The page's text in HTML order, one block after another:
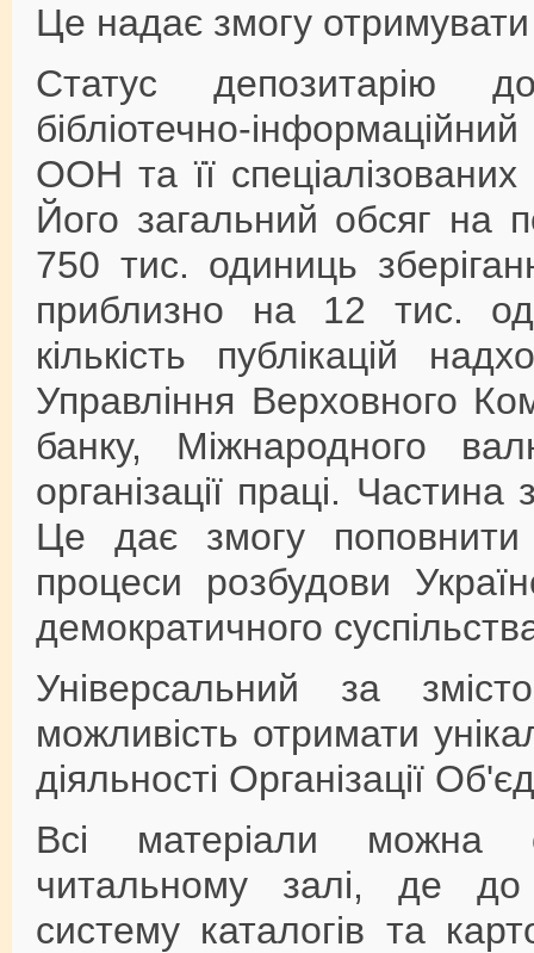
Це надає змогу
Статус депозитарію
бібліотечно-
ООН та її
Його загальний обсяг на
750 тис. одиниць
приблизно на 12 тис.
кількість публікацій
Управління Верховного
банку, Міжнародного
організації праці.
Це дає змогу
процеси розбудови
демократичного
Універсальний за
можливість отримати
діяльності Організації
Всі матеріали можна
читальному залі, де до
систему каталогів та